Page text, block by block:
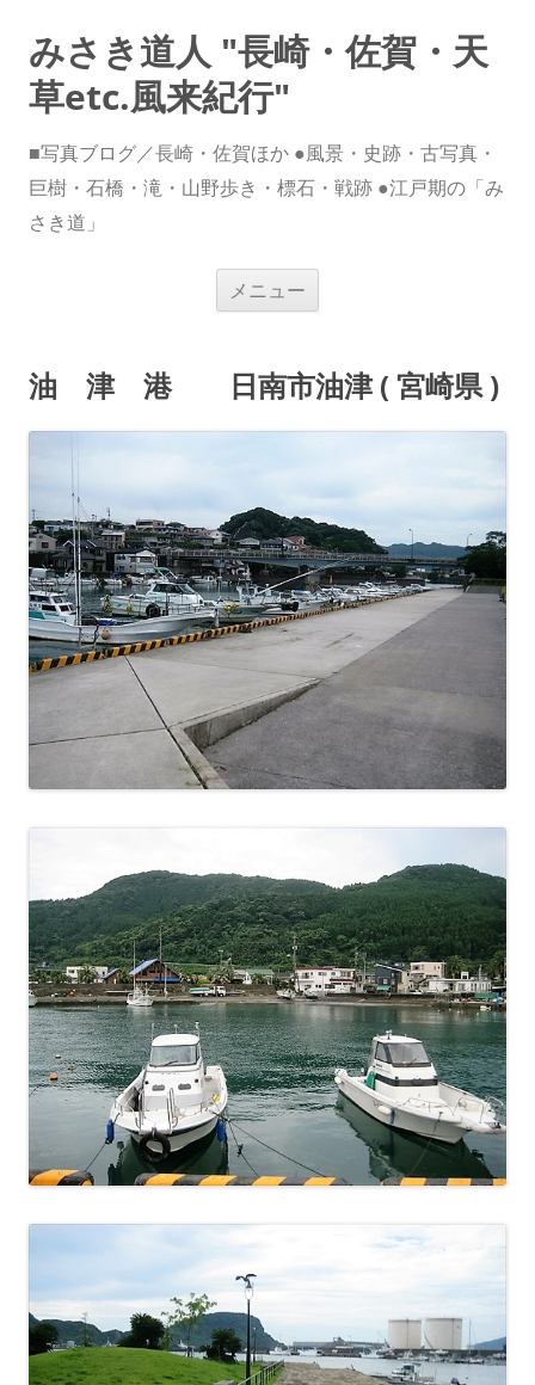
みさき道人 "長崎・佐賀・天
草etc.風来紀行"
■写真ブログ／長崎・佐賀ほか ●風景・史跡・古写真・
巨樹・石橋・滝・山野歩き・標石・戦跡 ●江戸期の「み
さき道」
メニュー
ス
キ
プ
油 津 港 日南市油津 ( 宮崎県 )